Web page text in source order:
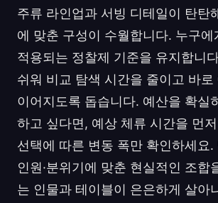
주류 라인업과 서빙 디테일이 탄탄
에 맞춘 구성이 수월합니다. 누구에
적용되는 정찰제 기준을 유지합니
쉬워 비교 탐색 시간을 줄이고 바로
이어지도록 돕습니다. 예산을 확실
하고 싶다면, 예상 체류 시간을 먼
선택에 따른 변동 폭만 확인하세요.
인원·분위기에 맞춘 현실적인 조합
는 인물과 테이블이 은은하게 살아